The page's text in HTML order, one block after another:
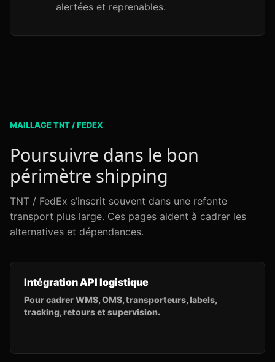
alertées et reprenables.
MAILLAGE TNT / FEDEX
Poursuivre dans le bon
périmètre shipping
TNT / FedEx s’inscrit souvent dans une refonte
transport plus large. Ces pages aident à cadrer les
alternatives et dépendances.
Intégration API logistique
Pour cadrer WMS, OMS, transporteurs, labels,
tracking, retours et supervision.